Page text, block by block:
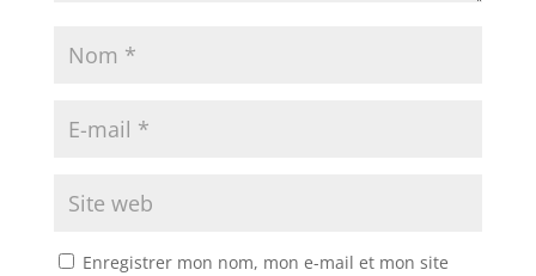
Enregistrer mon nom, mon e-mail et mon site